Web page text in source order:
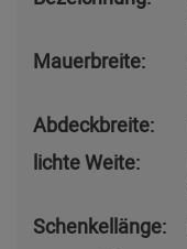
Mauerbreite:
Abdeckbreite:
lichte Weite:
Schenkellänge: